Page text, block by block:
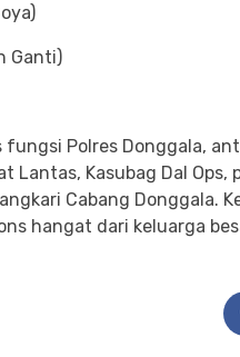
Ganti)
Polres Donggala,
Lantas, Kasubag Dal
Cabang Donggala.
hangat dari keluarga